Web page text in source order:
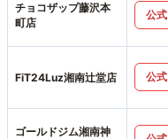
チョコザップ藤沢本
町店
公式
FiT24Luz湘南辻堂店 公式
ゴールドジム湘南神